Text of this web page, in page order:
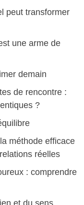
peut transformer
une arme de
demain
de rencontre :
?
méthode efficace
réelles
: comprendre